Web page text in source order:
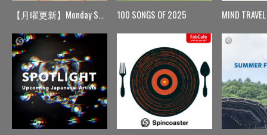
【月曜更新】Monday Spin 100 SONGS OF 2025 MIND TRAVEL